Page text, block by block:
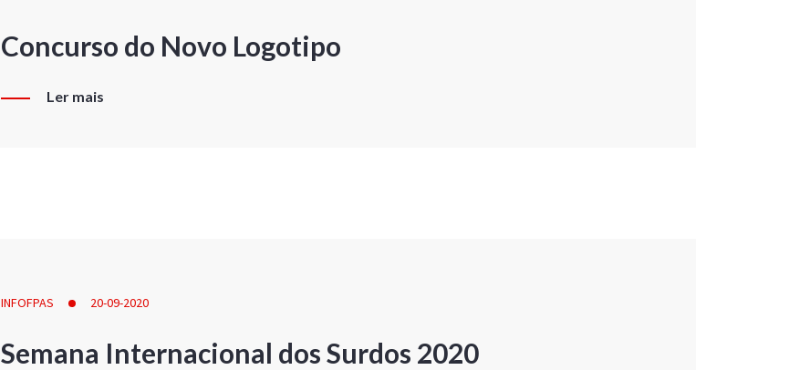
Concurso do Novo Logotipo
Ler mais
INFOFPAS 20-09-2020
Semana Internacional dos Surdos 2020